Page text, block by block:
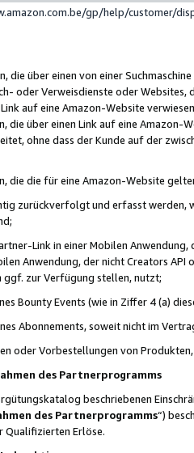
gp/help/customer/
die über einen von einer
oder Verweisdienste oder Websites,
auf eine Amazon-Website
die über einen Link auf eine
ohne dass der Kunde auf der
die die für eine Amazon-Website
zurückverfolgt und erfasst werden,
Link in einer Mobilen
Anwendung, der nicht Creators
ggf. zur Verfügung stellen, nutzt;
Bounty Events (wie in Ziffer 4 (a)
Abonnements, soweit nicht im
oder Vorbestellungen von
des Partnerprogramms
beschriebenen
des Partnerprogramms“)
Qualifizierten Erlöse.